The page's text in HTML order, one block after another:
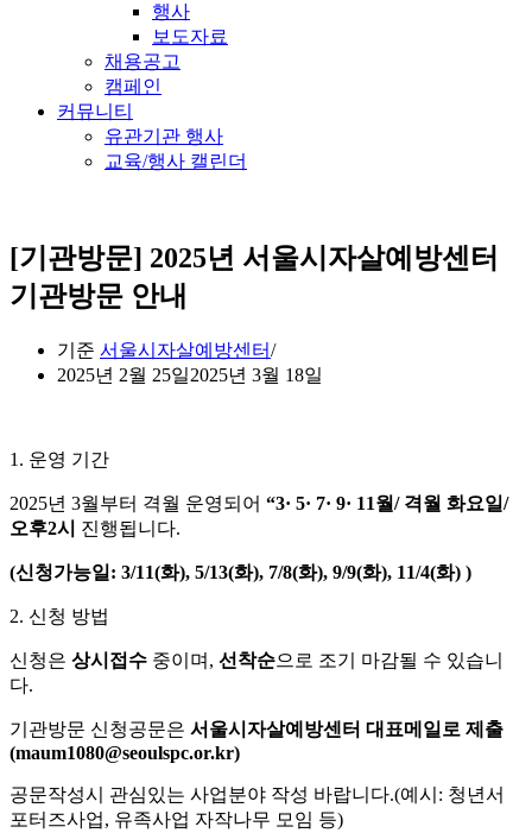
행사
보도자료
채용공고
캠페인
커뮤니티
유관기관 행사
교육/행사 캘린더
[기관방문] 2025년 서울시자살예방센터
기관방문 안내
기준 서울시자살예방센터
2025년 2월 25일2025년 3월 18일
1. 운영 기간
2025년 3월부터 격월 운영되어 “3· 5· 7· 9· 11월/ 격월 화요일/
오후2시
진행됩니다.
(신청가능일: 3/11(화), 5/13(화), 7/8(화), 9/9(화), 11/4(화) )
2. 신청 방법
신청은 상시접수 중이며, 선착순으로 조기 마감될 수 있습니
다.
기관방문 신청공문은 서울시자살예방센터 대표메일로 제출
(maum1080@seoulspc.or.kr)
공문작성시 관심있는 사업분야 작성 바랍니다.(예시: 청년서
포터즈사업, 유족사업 자작나무 모임 등)